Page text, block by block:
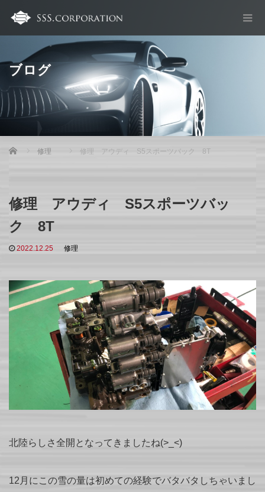
ブログ
Home 修理 修理 アウディ S5スポーツバック 8T
修理 アウディ S5スポーツバッ
ク 8T
2022.12.25 修理
北陸らしさ全開となってきましたね(>_<)
12月にこの雪の量は初めての経験でバタバタしちゃいまし